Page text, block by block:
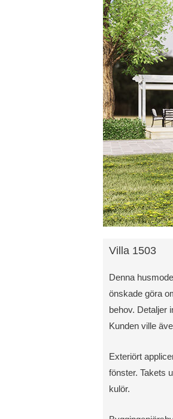
Villa 1503
Denna
önskade göra
behov. Detaljer
Kunden ville
Exteriört
fönster. Takets
kulör.